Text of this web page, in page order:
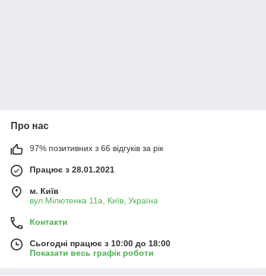
Про нас
97% позитивних з 66 відгуків за рік
Працює з 28.01.2021
м. Київ
вул.Мілютенка 11а, Київ, Україна
Контакти
Сьогодні працює з 10:00 до 18:00
Показати весь графік роботи